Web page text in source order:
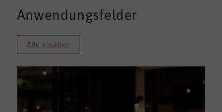
Anwendungsfelder
Alle ansehen